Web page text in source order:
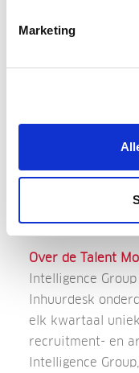
Marketing
lopende
voorkeur aan
Benieuwd naar
editie van de
Over de Talent
Intelligence
Inhuurdesk
elk kwartaal
recruitment- en
Intelligence